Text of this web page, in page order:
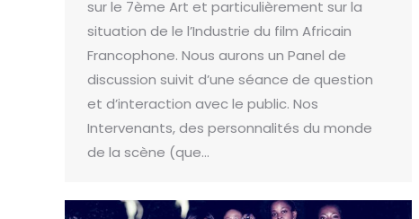
sur le 7ème Art et particulièrement sur la
situation de le l’Industrie du film Africain
Francophone. Nous aurons un Panel de
discussion suivit d’une séance de question
et d’interaction avec le public. Nos
Intervenants, des personnalités du monde
de la scène (que…